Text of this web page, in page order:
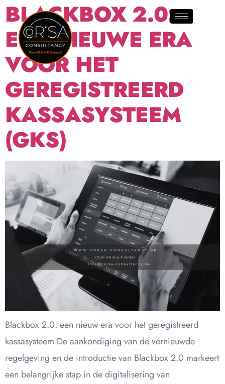
BLACKBOX 2.0:
EEN NIEUWE ERA
VOOR HET
GEREGISTREERD
KASSASYSTEEM
(GKS)
Blackbox 2.0: een nieuw era voor het geregistreerd
kassasysteem De aankondiging van de vernieuwde
regelgeving en de introductie van Blackbox 2.0 markeert
een belangrijke stap in de digitalisering van